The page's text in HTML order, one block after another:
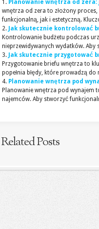
Planowanie wnętrza od
wnętrza od zera to złożony
funkcjonalną, jak i estetyczną.
Jak skutecznie kontrolować
Kontrolowanie budżetu podczas
nieprzewidywanych wydatków. Aby
Jak skutecznie przygotować
Przygotowanie briefu wnętrza to
popełnia błędy, które prowadzą
Planowanie wnętrza pod
Planowanie wnętrza pod wynajem
najemców. Aby stworzyć
Related Posts